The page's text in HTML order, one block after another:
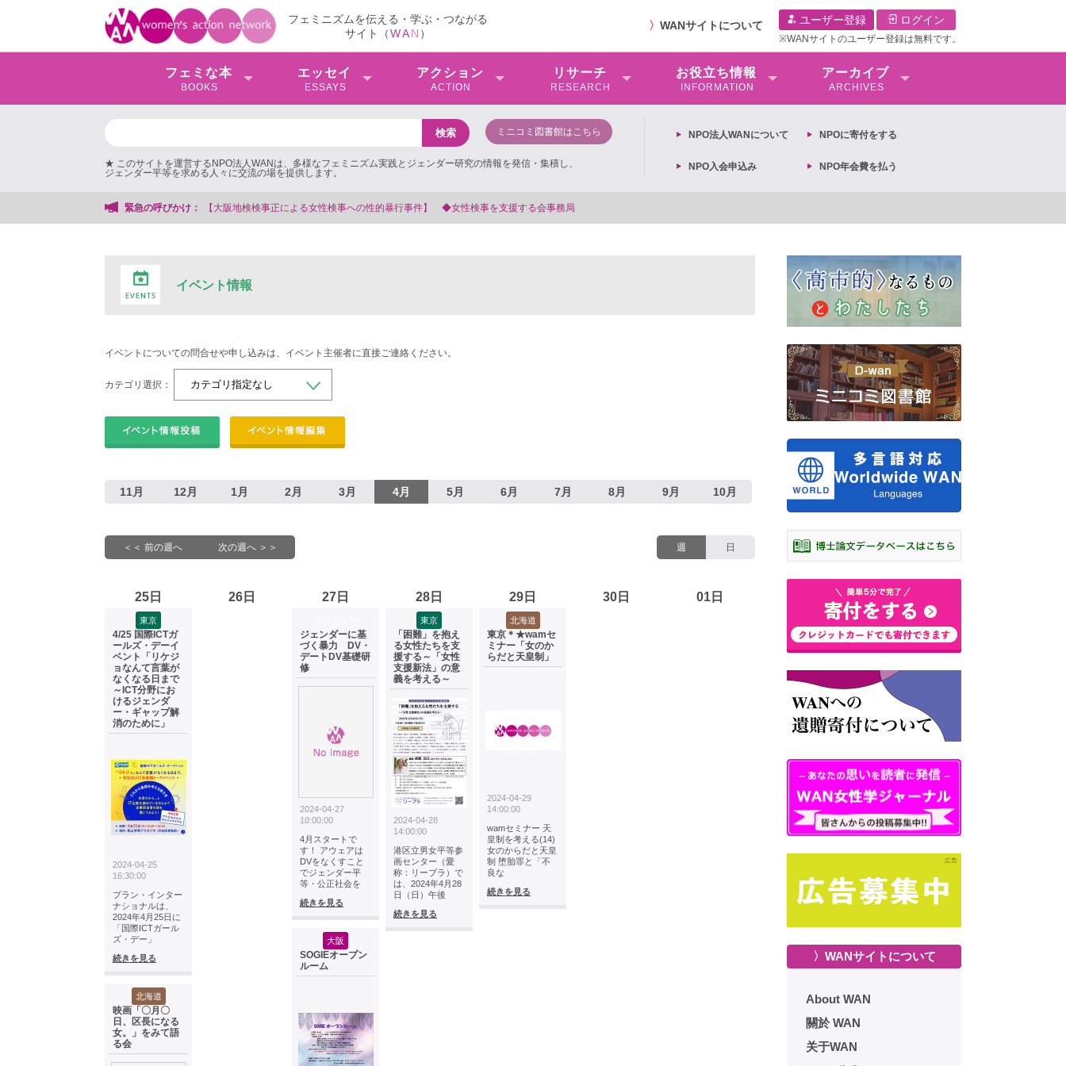
フェミニズムを伝える・学ぶ・つながる
サイト（WAN ）
〉 WANサイトについて ユーザー登録 ログイン
※WANサイトのユーザー登録は無料です。
フェミな本
BOOKS
エッセイ
ESSAYS
アクション
ACTION
リサーチ
RESEARCH
お役⽴ち情報
INFORMATION
アーカイブ
ARCHIVES
ミニコミ図書館はこちら
★ このサイトを運営するNPO法人WANは、多様なフェミニズム実践とジェンダー研究の情報を発信・集積し、
ジェンダー平等を求める人々に交流の場を提供します。
NPO法⼈WANについて NPOに寄付をする
NPO入会申込み NPO年会費を払う
緊急の呼びかけ： 【大阪地検検事正による女性検事への性的暴行事件】 ◆女性検事を支援する会事務局
イベント情報
イベントについての問合せや申し込みは、イベント主催者に直接ご連絡ください。
カテゴリ選択：
11月 12月 1月 2月 3月 4月 5月 6月 7月 8月 9月 10月
＜＜ 前の週へ 次の週へ ＞＞ 週 日
25日
東京
4/25 国際ICTガ
ールズ・デーイ
ベント「リケジ
ョなんて言葉が
なくなる日まで
～ICT分野にお
けるジェンダ
ー・ギャップ解
消のために」
2024-04-25
16:30:00
プラン・インター
ナショナルは、
2024年4月25日に
「国際ICTガール
ズ・デー」
続きを見る
北海道
映画「〇月〇
日、区長になる
女。」をみて語
る会
26日 27日
ジェンダーに基
づく暴力 DV・
デートDV基礎研
修
2024-04-27
10:00:00
4月スタートで
す！ アウェアは
DVをなくすこと
でジェンダー平
等・公正社会を
続きを見る
大阪
SOGIEオープン
ルーム
28日
東京
「困難」を抱え
る女性たちを支
援する～「女性
支援新法」の意
義を考える～
2024-04-28
14:00:00
港区立男女平等参
画センター（愛
称：リーブラ）で
は、2024年4月28
日（日）午後
続きを見る
29日
北海道
東京＊★wamセ
ミナー「女のか
らだと天皇制」
2024-04-29
14:00:00
wamセミナー 天
皇制を考える(14)
女のからだと天皇
制 堕胎罪と「不
良な
続きを見る
30日 01日
〉WANサイトについて
About WAN
關於 WAN
关于WAN